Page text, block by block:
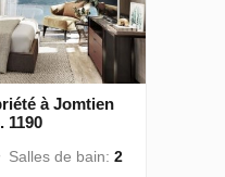
à Jomtien
1190
Salles de bain: 2